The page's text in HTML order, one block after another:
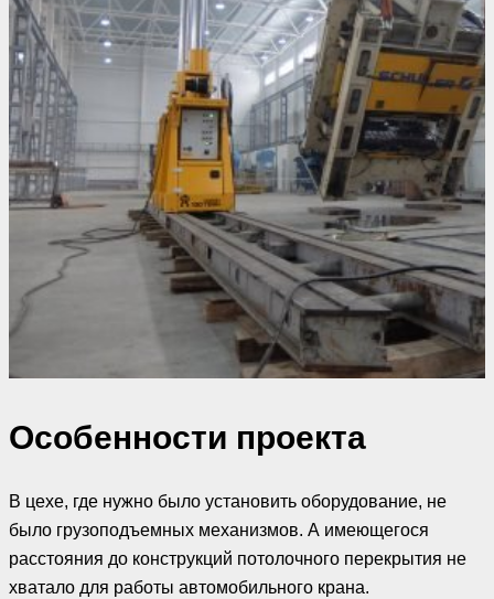
Особенности проекта
В цехе, где нужно было установить оборудование, не
было грузоподъемных механизмов. А имеющегося
расстояния до конструкций потолочного перекрытия не
хватало для работы автомобильного крана.